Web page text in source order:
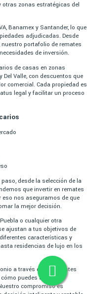
otras zonas estratégicas del
Banamex y Santander, lo que
adjudicadas. Desde
portafolio de remates
de inversión.
de casas en zonas
Valle, con descuentos que
comercial. Cada propiedad es
legal y facilitar un proceso
desde la selección de la
que invertir en remates
eso nos aseguramos de que
la mejor decisión.
o cualquier otra
ajustan a tus objetivos de
características y
residencias de lujo en los
a través de los remates
puedes acceder a
compromiso es